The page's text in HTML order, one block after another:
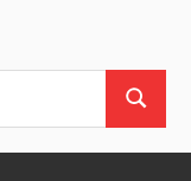
Suchen